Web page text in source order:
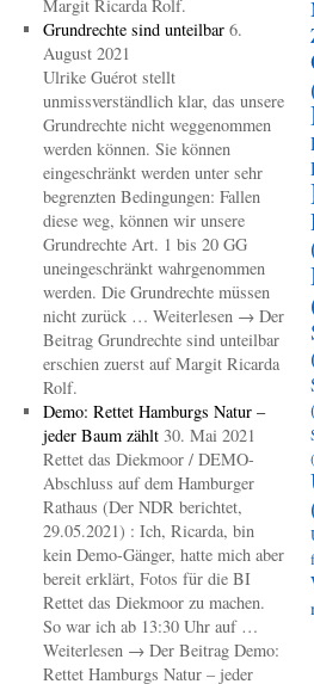
Margit Ricarda Rolf.
Grundrechte sind unteilbar 6.
August 2021
Ulrike Guérot stellt
unmissverständlich klar, das unsere
Grundrechte nicht weggenommen
werden können. Sie können
eingeschränkt werden unter sehr
begrenzten Bedingungen: Fallen
diese weg, können wir unsere
Grundrechte Art. 1 bis 20 GG
uneingeschränkt wahrgenommen
werden. Die Grundrechte müssen
nicht zurück … Weiterlesen → Der
Beitrag Grundrechte sind unteilbar
erschien zuerst auf Margit Ricarda
Rolf.
Demo: Rettet Hamburgs Natur –
jeder Baum zählt 30. Mai 2021
Rettet das Diekmoor / DEMO-
Abschluss auf dem Hamburger
Rathaus (Der NDR berichtet,
29.05.2021) : Ich, Ricarda, bin
kein Demo-Gänger, hatte mich aber
bereit erklärt, Fotos für die BI
Rettet das Diekmoor zu machen.
So war ich ab 13:30 Uhr auf …
Weiterlesen → Der Beitrag Demo:
Rettet Hamburgs Natur – jeder